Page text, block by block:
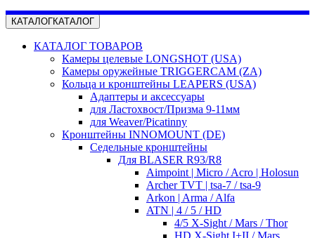
КАТАЛОГКАТАЛОГ
КАТАЛОГ ТОВАРОВ
Камеры целевые LONGSHOT (USA)
Камеры оружейные TRIGGERCAM (ZA)
Кольца и кронштейны LEAPERS (USA)
Адаптеры и аксессуары
для Ластохвост/Призма 9-11мм
для Weaver/Picatinny
Кронштейны INNOMOUNT (DE)
Седельные кронштейны
Для BLASER R93/R8
Aimpoint | Micro / Acro | Holosun
Archer TVT | tsa-7 / tsa-9
Arkon | Arma / Alfa
ATN | 4 / 5 / HD
4/5 X-Sight / Mars / Thor
HD X-Sight I+II / Mars